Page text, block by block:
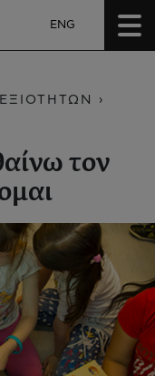
ENG
›
τον